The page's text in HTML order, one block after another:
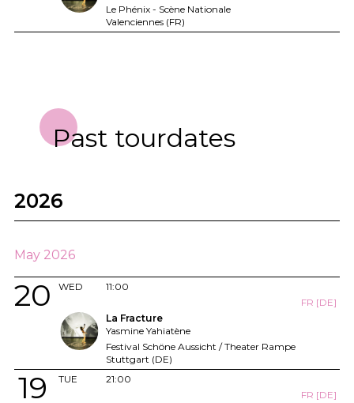
Le Phénix - Scène Nationale
Valenciennes (FR)
Past tourdates
2026
May 2026
WED
20
11:00
FR [DE]
La Fracture
Yasmine Yahiatène
Festival Schöne Aussicht / Theater Rampe
Stuttgart (DE)
TUE
19
21:00
FR [DE]